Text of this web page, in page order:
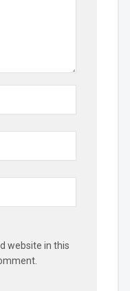
website in this